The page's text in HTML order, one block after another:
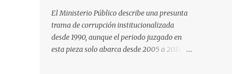
El Ministerio Público describe una presunta
trama de corrupción institucionalizada
desde 1990, aunque el periodo juzgado en
esta pieza solo abarca desde 2005 a 2014, el